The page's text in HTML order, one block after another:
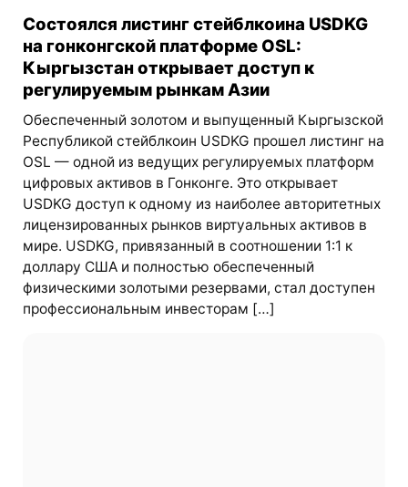
Состоялся листинг стейблкоина USDKG
на гонконгской платформе OSL:
Кыргызстан открывает доступ к
регулируемым рынкам Азии
Обеспеченный золотом и выпущенный Кыргызской
Республикой стейблкоин USDKG прошел листинг на
OSL — одной из ведущих регулируемых платформ
цифровых активов в Гонконге. Это открывает
USDKG доступ к одному из наиболее авторитетных
лицензированных рынков виртуальных активов в
мире. USDKG, привязанный в соотношении 1:1 к
доллару США и полностью обеспеченный
физическими золотыми резервами, стал доступен
профессиональным инвесторам […]